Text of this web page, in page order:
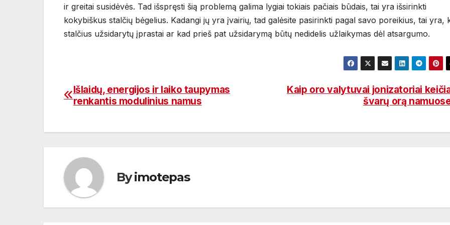
ir greitai susidėvės. Tad išspręsti šią problemą galima lygiai tokiais pačiais būdais, tai yra išsirinkti
kokybiškus stalčių bėgelius. Kadangi jų yra įvairių, tad galėsite pasirinkti pagal savo poreikius, tai yra,
stalčius užsidarytų įprastai ar kad prieš pat užsidarymą būtų nedidelis užlaikymas dėl atsargumo.
Navigacija
įrašų
Kaip oro valytuvai jonizatoriai
švarų orą
Išlaidų, energijos ir laiko taupymas
renkantis modulinius namus
Byimotepas